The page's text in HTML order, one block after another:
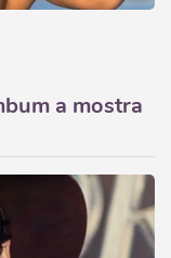
a mostra